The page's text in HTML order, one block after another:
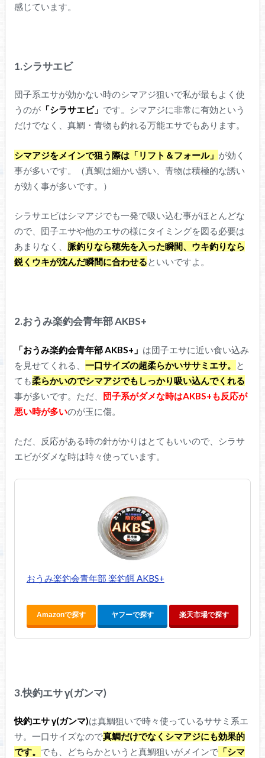
感じています。
1.シラサエビ
団子系エサが効かない時のシマアジ狙いで私が最もよく使
うのが「シラサエビ」 です。シマアジに非常に有効という
だけでなく、真鯛・青物も釣れる万能エサでもあります。
シマアジをメインで狙う際は「リフト＆フォール」 が効く
事が多いです。（真鯛は細かい誘い、青物は積極的な誘い
が効く事が多いです。）
シラサエビはシマアジでも一発で吸い込む事がほとんどな
ので、団子エサや他のエサの様にタイミングを図る必要は
あまりなく、 脈釣りなら穂先を入った瞬間、ウキ釣りなら
鋭くウキが沈んだ瞬間に合わせるといいですよ。
2.おうみ楽釣会青年部 AKBS+
「おうみ楽釣会青年部 AKBS+」 は団子エサに近い食い込み
を見せてくれる、 一口サイズの超柔らかいササミエサ。
と
ても柔らかいのでシマアジでもしっかり吸い込んでくれる
事が多いです。ただ、 団子系がダメな時はAKBS+も反応が
悪い時が多いのが玉に傷。
ただ、反応がある時の針がかりはとてもいいので、シラサ
エビがダメな時は時々使っています。
おうみ楽釣会青年部 楽釣餌 AKBS+
Amazonで探す ヤフーで探す 楽天市場で探す
3.快釣エサ γ(ガンマ)
快釣エサ γ(ガンマ)は真鯛狙いで時々使っているササミ系エ
サ。一口サイズなので真鯛だけでなくシマアジにも効果的
です。 でも、どちらかというと真鯛狙いがメインで「シマ